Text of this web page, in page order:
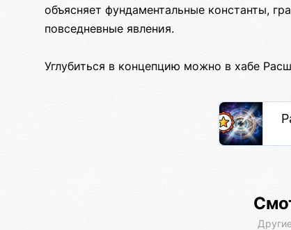
объясняет фундаментальные константы,
повседневные явления.
Углубиться в концепцию можно в хабе